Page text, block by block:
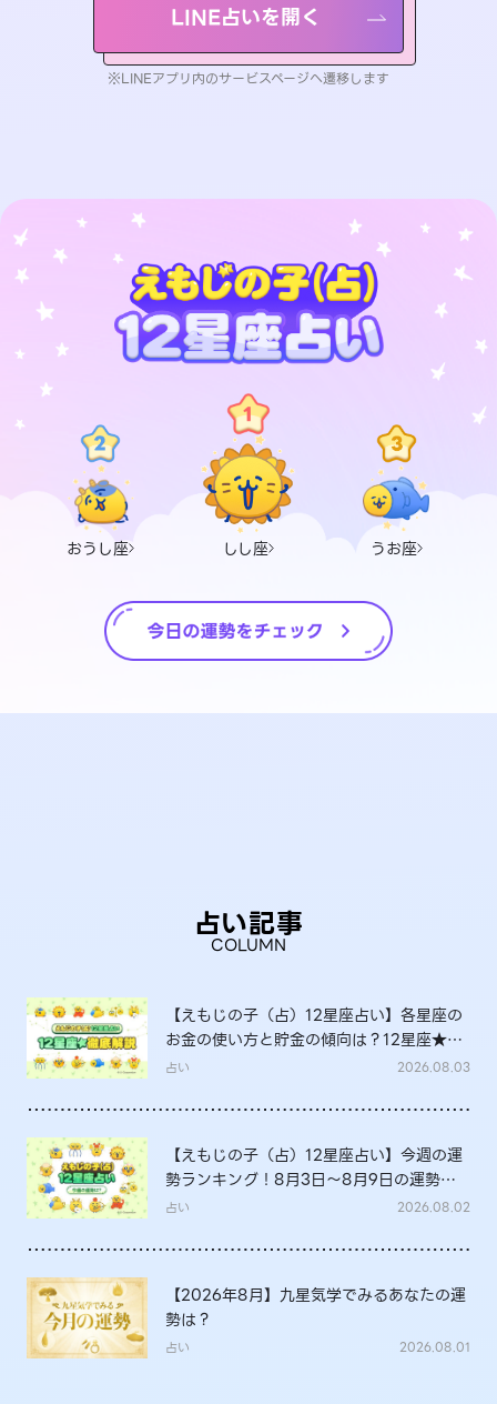
LINE占いを開く
※LINEアプリ内のサービスページへ遷移します
おうし座 しし座 うお座
占い記事
COLUMN
【えもじの子（占）12星座占い】各星座の
お金の使い方と貯金の傾向は？12星座★徹
底解説
占い 2026.08.03
【えもじの子（占）12星座占い】今週の運
勢ランキング！8月3日～8月9日の運勢
は？
占い 2026.08.02
【2026年8月】九星気学でみるあなたの運
勢は？
占い 2026.08.01